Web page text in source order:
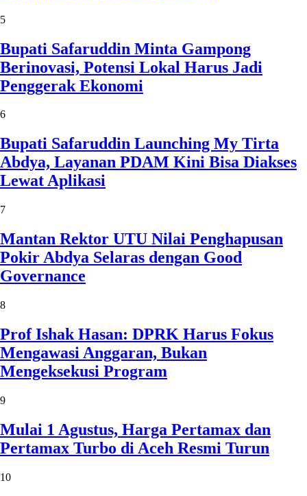
5
Bupati Safaruddin Minta Gampong
Berinovasi, Potensi Lokal Harus Jadi
Penggerak Ekonomi
6
Bupati Safaruddin Launching My Tirta
Abdya, Layanan PDAM Kini Bisa Diakses
Lewat Aplikasi
7
Mantan Rektor UTU Nilai Penghapusan
Pokir Abdya Selaras dengan Good
Governance
8
Prof Ishak Hasan: DPRK Harus Fokus
Mengawasi Anggaran, Bukan
Mengeksekusi Program
9
Mulai 1 Agustus, Harga Pertamax dan
Pertamax Turbo di Aceh Resmi Turun
10